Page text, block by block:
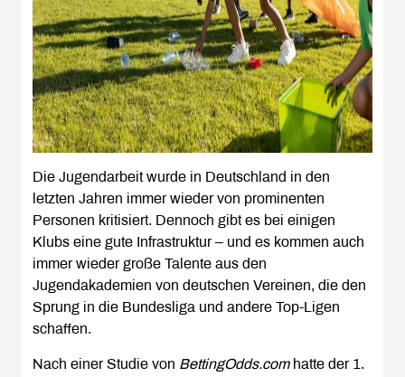
Die Jugendarbeit wurde in Deutschland in den
letzten Jahren immer wieder von prominenten
Personen kritisiert. Dennoch gibt es bei einigen
Klubs eine gute Infrastruktur – und es kommen auch
immer wieder große Talente aus den
Jugendakademien von deutschen Vereinen, die den
Sprung in die Bundesliga und andere Top-Ligen
schaffen.
Nach einer Studie von BettingOdds.comhatte der 1.